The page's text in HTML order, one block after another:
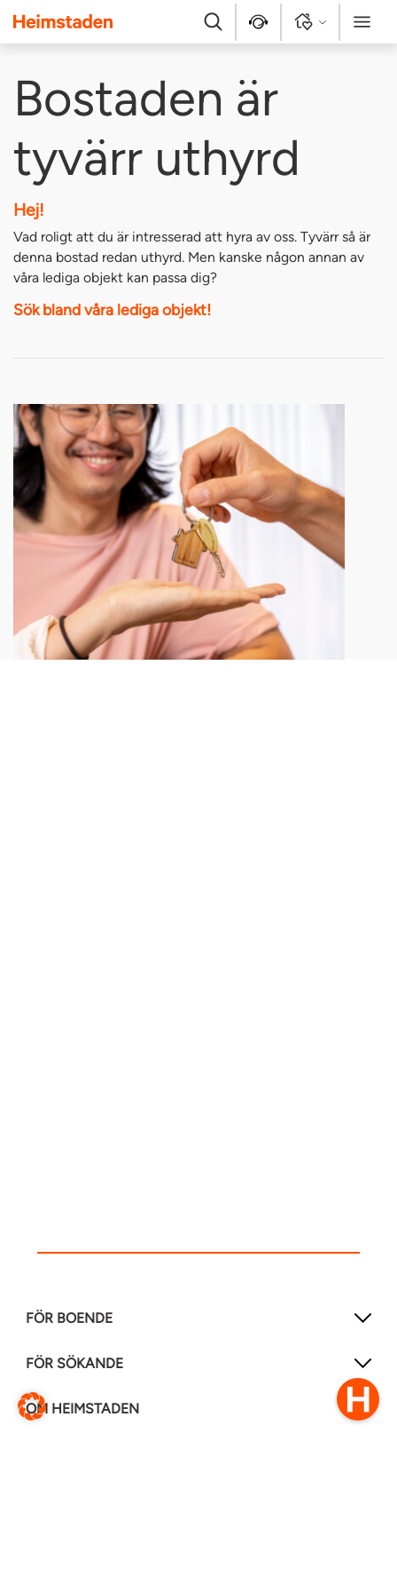
Heimstaden
Sök Kontakt Logga in Meny
Bostaden är
tyvärr uthyrd
Hej!
Vad roligt att du är intresserad att hyra av oss. Tyvärr så är
denna bostad redan uthyrd. Men kanske någon annan av
våra lediga objekt kan passa dig?
Sök bland våra lediga objekt!
FÖR BOENDE
FÖR SÖKANDE
OM HEIMSTADEN